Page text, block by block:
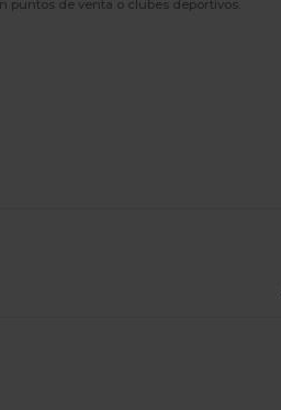
puntos de venta o clubes deportivos.